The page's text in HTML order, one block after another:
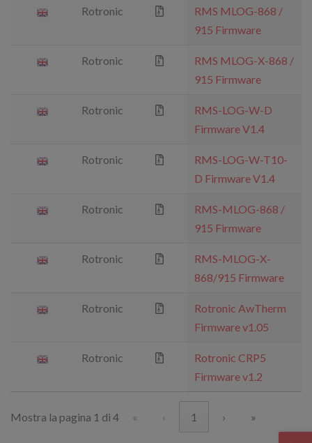
Rotronic
RMS MLOG-868 /
915 Firmware
Rotronic
RMS MLOG-X-868 /
915 Firmware
Rotronic
RMS-LOG-W-D
Firmware V1.4
Rotronic
RMS-LOG-W-T10-
D Firmware V1.4
Rotronic
RMS-MLOG-868 /
915 Firmware
Rotronic
RMS-MLOG-X-
868/915 Firmware
Rotronic
Rotronic AwTherm
Firmware v1.05
Rotronic
Rotronic CRP5
Firmware v1.2
Mostra la pagina 1 di 4 « ‹ 1 › »